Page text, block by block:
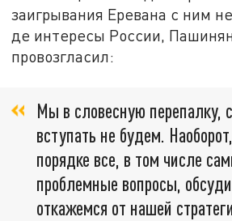
заигрывания Еревана с ним
де интересы России,
провозгласил:
Мы в словесную перепалку,
вступать не будем.
порядке все, в том числе
проблемные вопросы,
откажемся от нашей